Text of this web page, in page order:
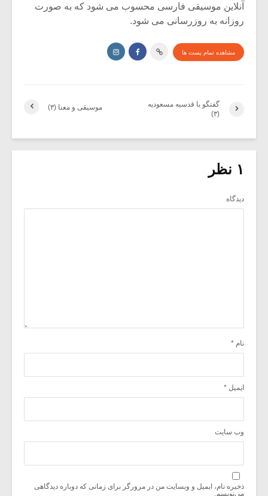
آنلاین موسیقی فارسی محسوب می شود که به صورت
روزانه به روزرسانی می شود.
مشاهده تمام پست ها
موسیقی و معنا (۳)
گفتگو با قدسیه مسعودیه
(۳)
۱ نظر
دیدگاه
نام *
ایمیل *
وب‌ سایت
ذخیره نام، ایمیل و وبسایت من در مرورگر برای زمانی که دوباره دیدگاهی
می‌نویسم.